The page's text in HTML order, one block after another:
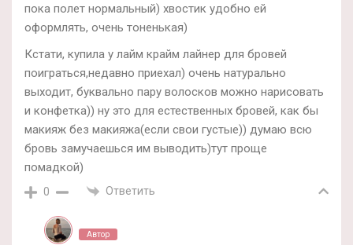
пока полет нормальный) хвостик удобно ей
оформлять, очень тоненькая)
Кстати, купила у лайм крайм лайнер для бровей
поиграться,недавно приехал) очень натурально
выходит, буквально пару волосков можно нарисовать
и конфетка)) ну это для естественных бровей, как бы
макияж без макияжа(если свои густые)) думаю всю
бровь замучаешься им выводить)тут проще
помадкой)
0 Ответить
Автор